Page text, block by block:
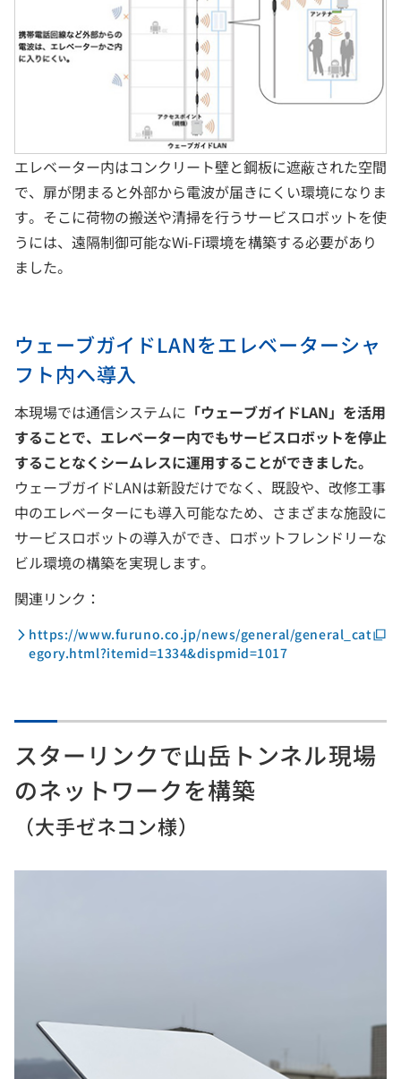
エレベーター内はコンクリート壁と鋼板に遮蔽された空間
で、扉が閉まると外部から電波が届きにくい環境になりま
す。そこに荷物の搬送や清掃を行うサービスロボットを使
うには、遠隔制御可能なWi-Fi環境を構築する必要があり
ました。
ウェーブガイドLANをエレベーターシャ
フト内へ導入
本現場では通信システムに 「ウェーブガイドLAN」を活用
することで、エレベーター内でもサービスロボットを停止
することなくシームレスに運用することができました。
ウェーブガイドLANは新設だけでなく、既設や、改修工事
中のエレベーターにも導入可能なため、さまざまな施設に
サービスロボットの導入ができ、ロボットフレンドリーな
ビル環境の構築を実現します。
関連リンク：
https://www.furuno.co.jp/news/general/general_cat
egory.html?itemid=1334&dispmid=1017
スターリンクで山岳トンネル現場
のネットワークを構築
（大手ゼネコン様）